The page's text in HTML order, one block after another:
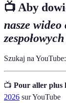
📺 Aby
nasze
Szukaj na
📺 Pour aller plus
2026 sur YouTube